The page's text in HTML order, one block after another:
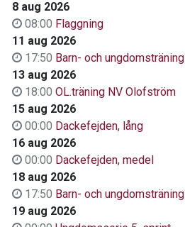
8 aug 2026
08:00 Flaggning
11 aug 2026
17:50 Barn- och ungdomsträning
13 aug 2026
18:00 OL.träning NV Olofström
15 aug 2026
00:00 Dackefejden, lång
16 aug 2026
00:00 Dackefejden, medel
18 aug 2026
17:50 Barn- och ungdomsträning
19 aug 2026